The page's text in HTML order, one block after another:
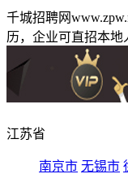
千城招聘网
历，企业可直招本地
江苏省
南京市 无锡市